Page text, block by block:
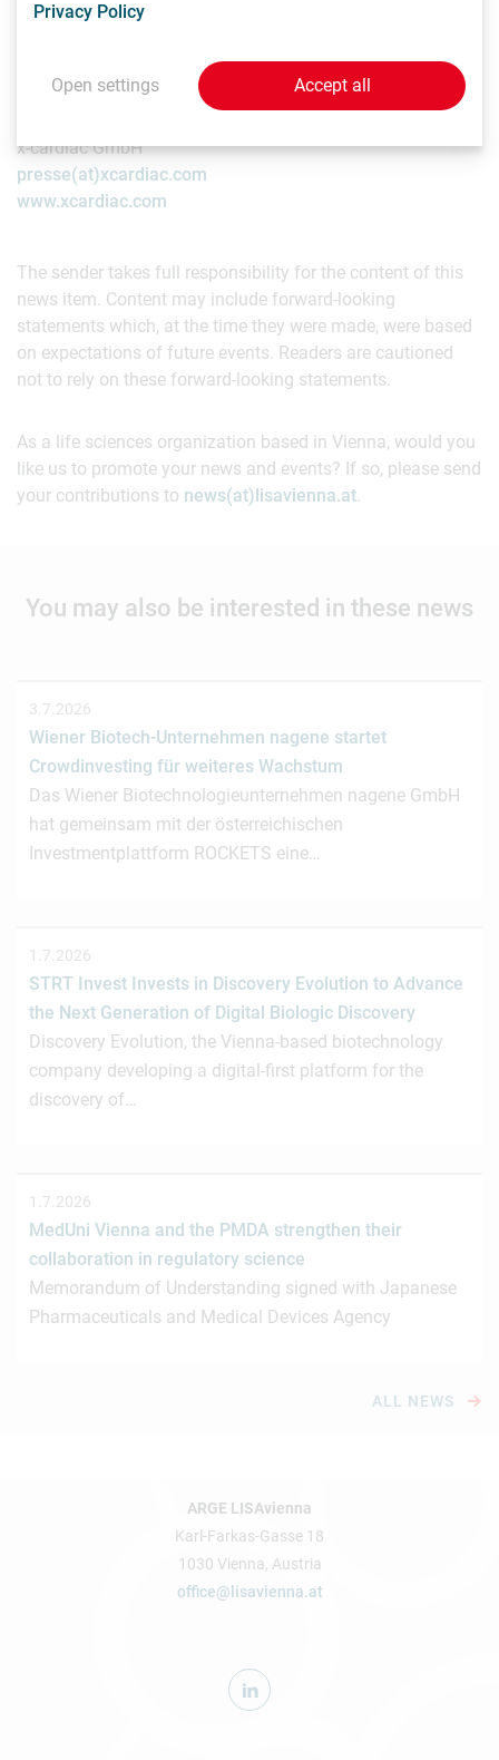
unterwww.neucomed.com
Rückfragen & Kontakt
x-cardiac GmbH
presse(at)xcardiac.com
www.xcardiac.com
The sender takes full responsibility for the content of this
news item. Content may include forward-looking
statements which, at the time they were made, were based
on expectations of future events. Readers are cautioned
not to rely on these forward-looking statements.
As a life sciences organization based in Vienna, would you
like us to promote your news and events? If so, please send
your contributions to news(at)lisavienna.at.
You may also be interested in these news
3.7.2026
Wiener Biotech-Unternehmen nagene startet
Crowdinvesting für weiteres Wachstum
Das Wiener Biotechnologieunternehmen nagene GmbH
hat gemeinsam mit der österreichischen
Investmentplattform ROCKETS eine…
1.7.2026
STRT Invest Invests in Discovery Evolution to Advance
the Next Generation of Digital Biologic Discovery
Discovery Evolution, the Vienna-based biotechnology
company developing a digital-first platform for the
discovery of…
1.7.2026
MedUni Vienna and the PMDA strengthen their
collaboration in regulatory science
Memorandum of Understanding signed with Japanese
Pharmaceuticals and Medical Devices Agency
ALL NEWS
ARGE LISAvienna
Karl-Farkas-Gasse 18
1030 Vienna, Austria
office@lisavienna.at
Privacy Policy
Open settings Accept all